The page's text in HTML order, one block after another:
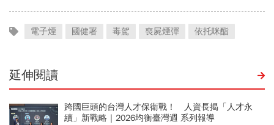
電子煙 國健署 毒駕 喪屍煙彈 依托咪酯
延伸閱讀
跨國巨頭的台灣人才保衛戰！ 人資長揭「人才永
續」新戰略｜2026均衡臺灣週 系列報導